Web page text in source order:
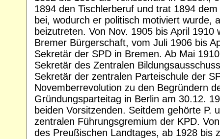
1894 den Tischlerberuf und trat 1894
bei, wodurch er politisch motiviert wurde,
beizutreten. Von Nov. 1905 bis April 1910
Bremer Bürgerschaft, vom Juli 1906 bis
Sekretär der SPD in Bremen. Ab Mai
Sekretär des Zentralen
Sekretär der zentralen Parteischule der
Novemberrevolution zu den Begründern
Gründungsparteitag in Berlin am 30.12.
beiden Vorsitzenden. Seitdem gehörte P.
zentralen Führungsgremium der KPD.
des Preußischen Landtages, ab 1928 bis